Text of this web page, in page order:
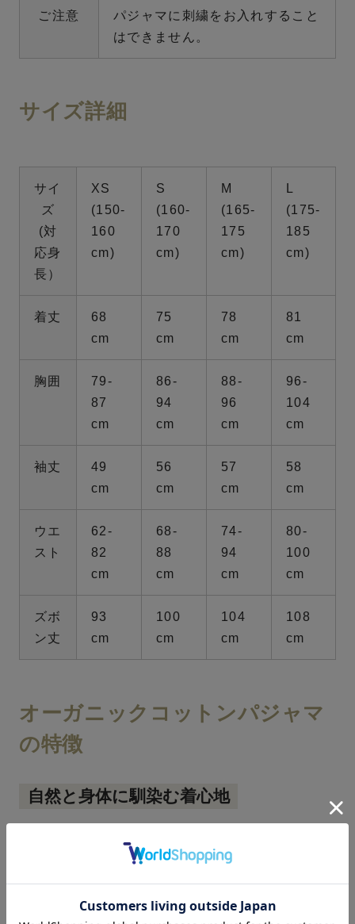
ご注意
パジャマに刺繍をお入れすること
はできません。
サイズ詳細
サイ
ズ
(対
応身
長）
XS
(150-
160
cm)
S
(160-
170
cm)
M
(165-
175
cm)
L
(175-
185
cm)
着丈
68
cm
75
cm
78
cm
81
cm
胸囲
79-
87
cm
86-
94
cm
88-
96
cm
96-
104
cm
袖丈
49
cm
56
cm
57
cm
58
cm
ウエ
スト
62-
82
cm
68-
88
cm
74-
94
cm
80-
100
cm
ズボ
ン丈
93
cm
100
cm
104
cm
108
cm
オーガニックコットンパジャマ
の特徴
自然と身体に馴染む着心地
ったりとしたシルエットになっていて、着てい